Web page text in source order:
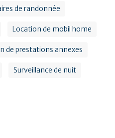
de randonnée
Location de mobil home
de prestations annexes
Surveillance de nuit